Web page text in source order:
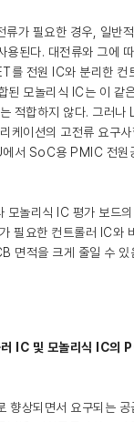
류가 필요한 경우, 일반
용된다. 대전류와 그에
를 전원 IC와 분리한 컨
된 모놀리식 IC는 이 같
적합하지 않다. 그러
케이션의 고전류 요구
서 SoC용 PMIC 전원
모놀리식 IC 평가 보드
필요한 컨트롤러 IC와
면적을 크게 줄일 수 있
IC 및 모놀리식 IC의
향상되면서 요구되는 공